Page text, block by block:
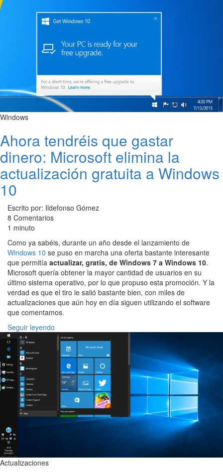
Windows
Ahora tendréis que gastar
dinero: Microsoft elimina la
actualización gratuita a Windows
10
Escrito por: Ildefonso Gómez
8 Comentarios
1 minuto
Como ya sabéis, durante un año desde el lanzamiento de
Windows 10 se puso en marcha una oferta bastante interesante
que permitía actualizar, gratis, de Windows 7 a Windows 10.
Microsoft quería obtener la mayor cantidad de usuarios en su
último sistema operativo, por lo que propuso esta promoción. Y la
verdad es que el tiro le salió bastante bien, con miles de
actualizaciones que aún hoy en día siguen utilizando el software
que comentamos.
Seguir leyendo
Actualizaciones